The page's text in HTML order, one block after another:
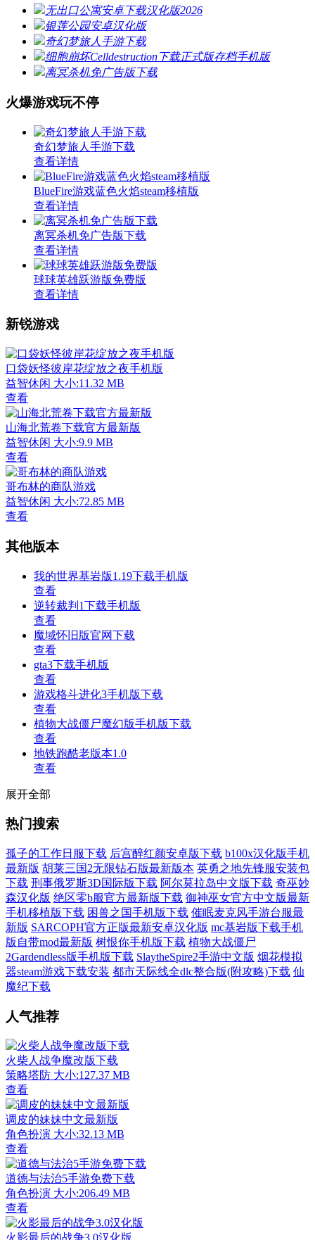
无出口公寓安卓下载汉化版2026
银莲公园安卓汉化版
奇幻梦旅人手游下载
细胞崩坏Celldestruction下载正式版存档手机版
离冥杀机免广告版下载
火爆游戏玩不停
奇幻梦旅人手游下载
查看详情
BlueFire游戏蓝色火焰steam移植版
查看详情
离冥杀机免广告版下载
查看详情
球球英雄跃游版免费版
查看详情
新锐游戏
口袋妖怪彼岸花绽放之夜手机版
益智休闲 大小:11.32 MB
查看
山海北荒卷下载官方最新版
益智休闲 大小:9.9 MB
查看
哥布林的商队游戏
益智休闲 大小:72.85 MB
查看
其他版本
我的世界基岩版1.19下载手机版
查看
逆转裁判1下载手机版
查看
魔域怀旧版官网下载
查看
gta3下载手机版
查看
游戏格斗进化3手机版下载
查看
植物大战僵尸魔幻版手机版下载
查看
地铁跑酷老版本1.0
查看
展开全部
热门搜索
孤子的工作日服下载 后宫醉红颜安卓版下载 b100x汉化版手机
最新版 胡莱三国2无限钻石版最新版本 英勇之地先锋服安装包
下载 刑事俄罗斯3D国际版下载 阿尔莫拉岛中文版下载 奇巫妙
森汉化版 绝区零b服官方最新版下载 御神巫女官方中文版最新
手机移植版下载 困兽之国手机版下载 催眠麦克风手游台服最
新版 SARCOPH官方正版最新安卓汉化版 mc基岩版下载手机
版自带mod最新版 树恨你手机版下载 植物大战僵尸
2Gardendless版手机版下载 SlaytheSpire2手游中文版 烟花模拟
器steam游戏下载安装 都市天际线全dlc整合版(附攻略)下载 仙
魔纪下载
人气推荐
火柴人战争魔改版下载
策略塔防 大小:127.37 MB
查看
调皮的妹妹中文最新版
角色扮演 大小:32.13 MB
查看
道德与法治5手游免费下载
角色扮演 大小:206.49 MB
查看